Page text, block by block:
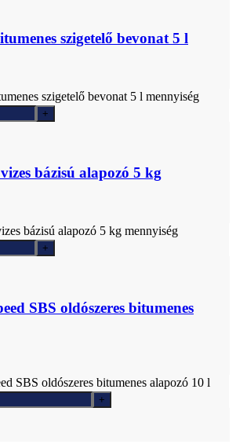
szigetelő bevonat 5 l
szigetelő bevonat 5 l mennyiség
bázisú alapozó 5 kg
bázisú alapozó 5 kg mennyiség
SBS oldószeres bitumenes
SBS oldószeres bitumenes alapozó 10 l